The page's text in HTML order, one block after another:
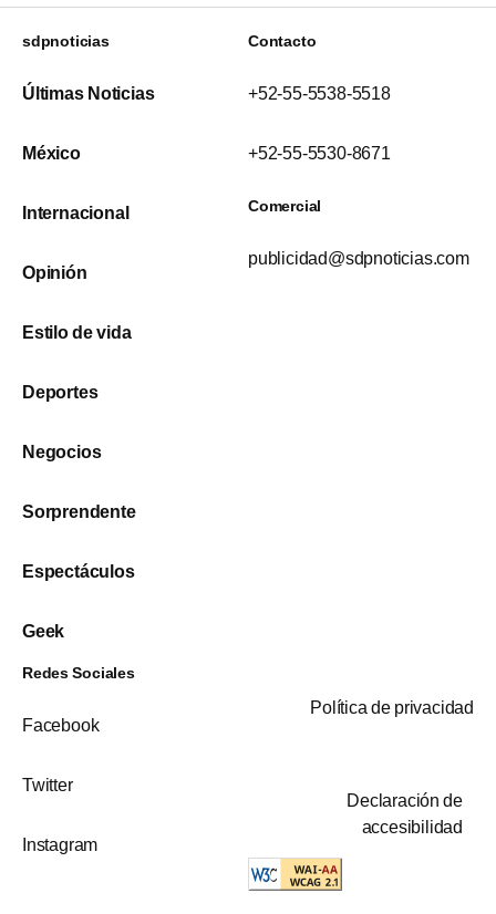
sdpnoticias
Últimas Noticias
México
Internacional
Opinión
Estilo de vida
Deportes
Negocios
Sorprendente
Espectáculos
Geek
Contacto
+52-55-5538-5518
+52-55-5530-8671
Comercial
publicidad@sdpnoticias.com
Redes Sociales
Facebook
Twitter
Instagram
Política de privacidad
Declaración de
accesibilidad